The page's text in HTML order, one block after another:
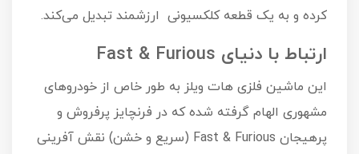
کرده و به یک قطعه کلکسیونی ارزشمند تبدیل می‌کند.
ارتباط با دنیای Fast & Furious
این ماشین فلزی هات ویلز به طور خاص از خودروهای
مشهوری الهام گرفته شده که در فرنچایز پرفروش و
پرهیجان Fast & Furious (سریع و خشن) نقش آفرینی